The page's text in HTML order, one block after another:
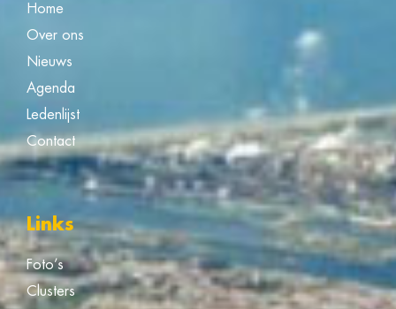
Home
Over ons
Nieuws
Agenda
Ledenlijst
Contact
Links
Foto’s
Clusters